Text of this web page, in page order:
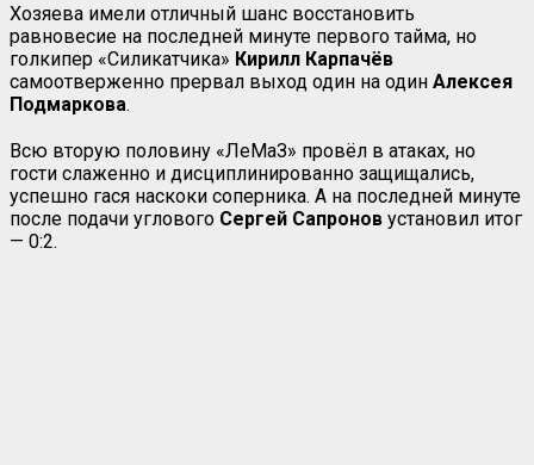
Хозяева имели отличный шанс восстановить
равновесие на последней минуте первого тайма, но
голкипер «Силикатчика» Кирилл Карпачёв
самоотверженно прервал выход один на один Алексея
Подмаркова.
Всю вторую половину «ЛеМаЗ» провёл в атаках, но
гости слаженно и дисциплинированно защищались,
успешно гася наскоки соперника. А на последней минуте
после подачи углового Сергей Сапронов установил итог
— 0:2.